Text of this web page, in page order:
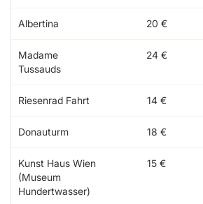
Albertina 20 €
Madame
Tussauds
24 €
Riesenrad Fahrt 14 €
Donauturm 18 €
Kunst Haus Wien
(Museum
Hundertwasser)
15 €